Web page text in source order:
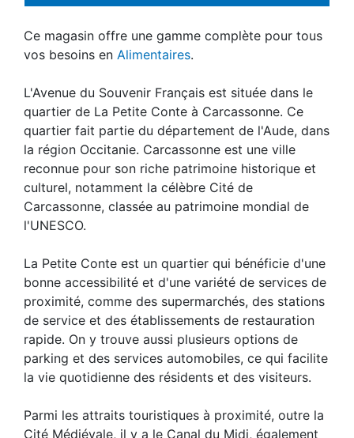
Ce magasin offre une gamme complète pour tous
vos besoins en Alimentaires.
L'Avenue du Souvenir Français est située dans le
quartier de La Petite Conte à Carcassonne. Ce
quartier fait partie du département de l'Aude, dans
la région Occitanie. Carcassonne est une ville
reconnue pour son riche patrimoine historique et
culturel, notamment la célèbre Cité de
Carcassonne, classée au patrimoine mondial de
l'UNESCO.
La Petite Conte est un quartier qui bénéficie d'une
bonne accessibilité et d'une variété de services de
proximité, comme des supermarchés, des stations
de service et des établissements de restauration
rapide. On y trouve aussi plusieurs options de
parking et des services automobiles, ce qui facilite
la vie quotidienne des résidents et des visiteurs.
Parmi les attraits touristiques à proximité, outre la
Cité Médiévale, il y a le Canal du Midi, également